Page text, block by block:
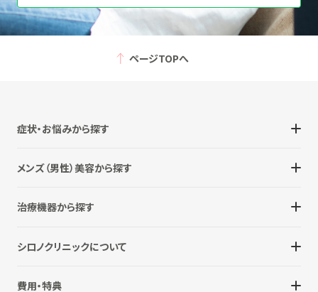
ページTOPへ
症状・お悩みから探す
メンズ（男性）美容から探す
治療機器から探す
シロノクリニックについて
費用・特典